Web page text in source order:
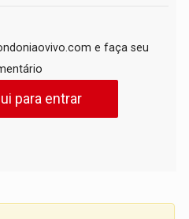
e faça seu
para entrar